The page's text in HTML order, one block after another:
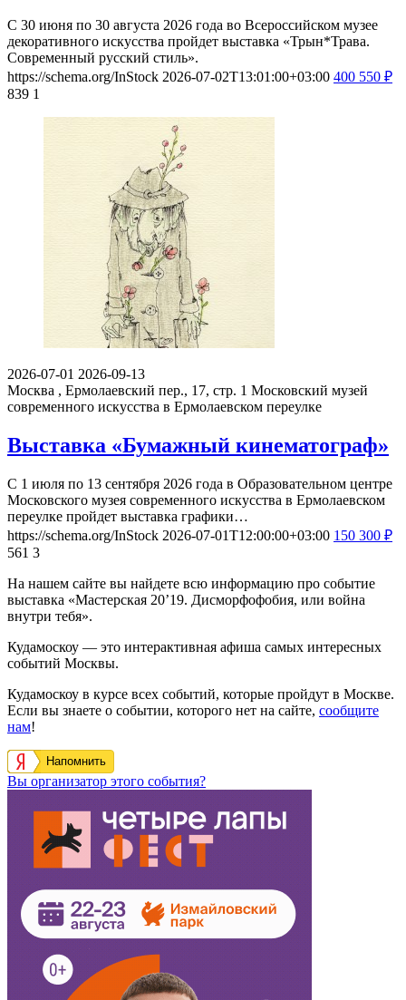
С 30 июня по 30 августа 2026 года во Всероссийском музее
декоративного искусства пройдет выставка «Трын*Трава.
Современный русский стиль».
https://schema.org/InStock 2026-07-02T13:01:00+03:00 400 550 ₽
839 1
2026-07-01 2026-09-13
Москва , Ермолаевский пер., 17, стр. 1 Московский музей
современного искусства в Ермолаевском переулке
Выставка «Бумажный кинематограф»
С 1 июля по 13 сентября 2026 года в Образовательном центре
Московского музея современного искусства в Ермолаевском
переулке пройдет выставка графики…
https://schema.org/InStock 2026-07-01T12:00:00+03:00 150 300 ₽
561 3
На нашем сайте вы найдете всю информацию про событие
выставка «Мастерская 20’19. Дисморфофобия, или война
внутри тебя».
Кудамоскоу — это интерактивная афиша самых интересных
событий Москвы.
Кудамоскоу в курсе всех событий, которые пройдут в Москве.
Если вы знаете о событии, которого нет на сайте, сообщите
нам!
Напомнить
Вы организатор этого события?